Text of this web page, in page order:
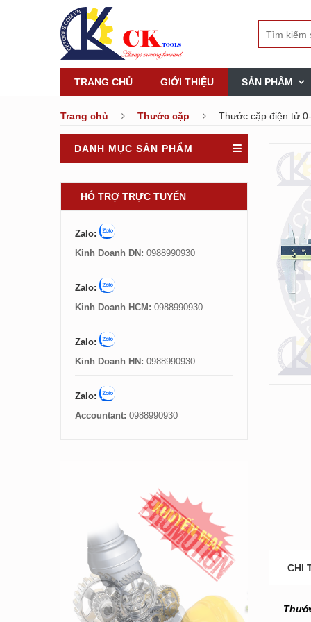
TRANG CHỦ GIỚI THIỆU SẢN PHẨM
DANH MỤC SẢN PHẨM
Trang chủ Thước cặp Thước cặp điện tử
HỖ TRỢ TRỰC TUYẾN
Zalo:
Kinh Doanh DN: 0988990930
Zalo:
Kinh Doanh HCM: 0988990930
Zalo:
Kinh Doanh HN: 0988990930
Zalo:
Accountant: 0988990930
CHI